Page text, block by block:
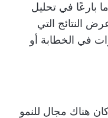
بارعًا في تحليل
النتائج التي
في الخطابة أو
هناك مجال للنمو